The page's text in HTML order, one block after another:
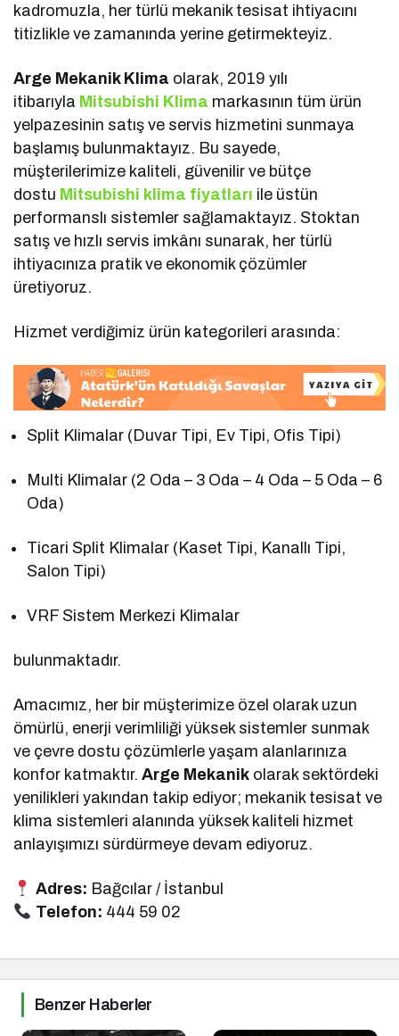
kadromuzla, her türlü mekanik tesisat ihtiyacını
titizlikle ve zamanında yerine getirmekteyiz.
Arge Mekanik Klima olarak, 2019 yılı
itibarıyla Mitsubishi Klima markasının tüm ürün
yelpazesinin satış ve servis hizmetini sunmaya
başlamış bulunmaktayız. Bu sayede,
müşterilerimize kaliteli, güvenilir ve bütçe
dostu Mitsubishi klima fiyatları ile üstün
performanslı sistemler sağlamaktayız. Stoktan
satış ve hızlı servis imkânı sunarak, her türlü
ihtiyacınıza pratik ve ekonomik çözümler
üretiyoruz.
Hizmet verdiğimiz ürün kategorileri arasında:
Split Klimalar (Duvar Tipi, Ev Tipi, Ofis Tipi)
Multi Klimalar (2 Oda – 3 Oda – 4 Oda – 5 Oda – 6
Oda)
Ticari Split Klimalar (Kaset Tipi, Kanallı Tipi,
Salon Tipi)
VRF Sistem Merkezi Klimalar
bulunmaktadır.
Amacımız, her bir müşterimize özel olarak uzun
ömürlü, enerji verimliliği yüksek sistemler sunmak
ve çevre dostu çözümlerle yaşam alanlarınıza
konfor katmaktır.Arge Mekanik olarak sektördeki
yenilikleri yakından takip ediyor; mekanik tesisat ve
klima sistemleri alanında yüksek kaliteli hizmet
anlayışımızı sürdürmeye devam ediyoruz.
Adres: Bağcılar / İstanbul
Telefon: 444 59 02
Benzer Haberler